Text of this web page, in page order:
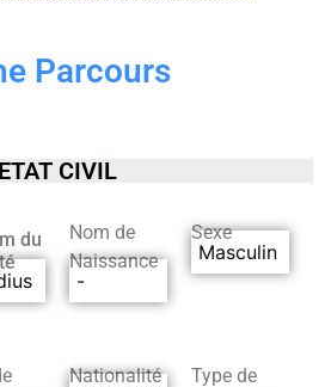
Parcours
ETAT CIVIL
du
Nom de
Naissance
-
Sexe
Masculin
Nationalité
Type de